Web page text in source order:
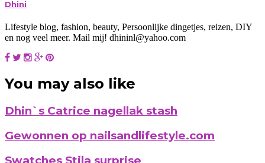
Dhini
Lifestyle blog, fashion, beauty, Persoonlijke dingetjes, reizen, DIY
en nog veel meer. Mail mij! dhininl@yahoo.com
You may also like
Dhin`s Catrice nagellak stash
Gewonnen op nailsandlifestyle.com
Swatches Stila surprise